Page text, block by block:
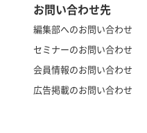
お問い合わせ先
編集部へのお問い合わせ
セミナーのお問い合わせ
会員情報のお問い合わせ
広告掲載のお問い合わせ